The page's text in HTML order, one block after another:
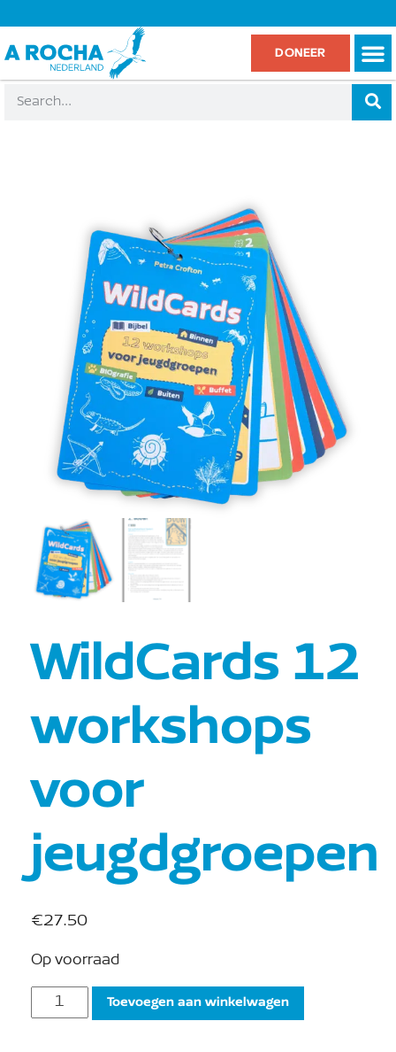
DONEER
WildCards 12
workshops
voor
jeugdgroepen
€27.50
Op voorraad
Toevoegen aan winkelwagen